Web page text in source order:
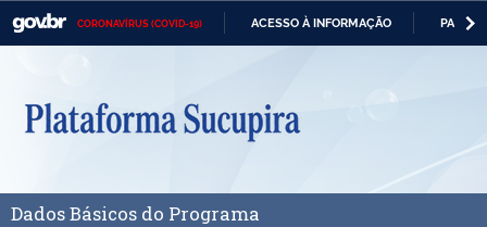
CORONAVÍRUS (COVID-19) ACESSO À INFORMAÇÃO
Casa Civil
Ministério da Defesa
Ministério da Economia
Dados Básicos do Programa